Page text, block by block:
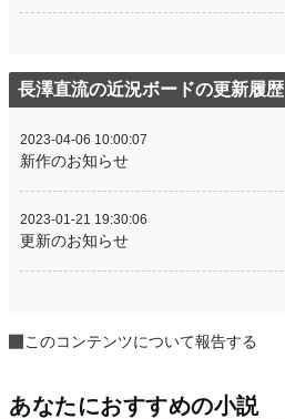
長澤直流の近況ボードの更新履歴
2023-04-06 10:00:07
新作のお知らせ
2023-01-21 19:30:06
更新のお知らせ
このコンテンツについて報告する
あなたにおすすめの小説